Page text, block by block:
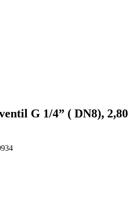
G 1/4” ( DN8), 2,80